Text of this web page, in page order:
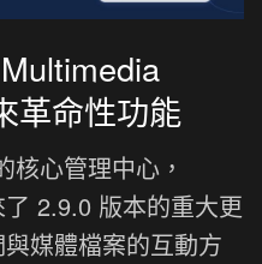
革命性功能
核心管理中心，
2.9.0 版本的重大更
媒體檔案的互動方